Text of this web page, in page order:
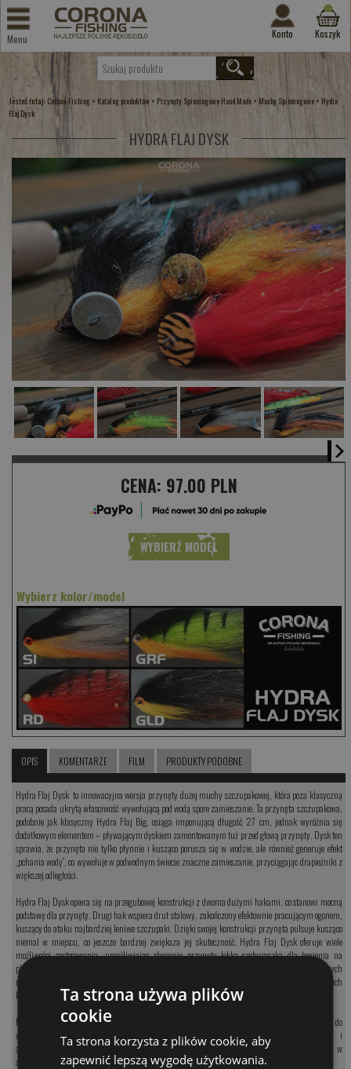
Menu Konto Koszyk
Jesteś tutaj: Corona-Fishing > Katalog produktów > Przynęty Spinningowe Hand Made > Muchy Spinningowe > Hydra
Flaj Dysk
HYDRA FLAJ DYSK
CENA: 97.00 PLN
WYBIERZ MODEL
Wybierz kolor/model
OPIS KOMENTARZE FILM PRODUKTY PODOBNE
Hydra Flaj Dysk to innowacyjna wersja przynęty dużej muchy szczupakowej, która poza klasyczną
pracą posada ukrytą własciwość wywołującą pod wodą spore zamieszanie. Ta przynęta szczupakowa,
podobnie jak klasyczny Hydra Flaj Big, osiąga imponującą długość 27 cm, jednak wyróżnia się
dodatkowym elementem – pływającym dyskiem zamontowanym tuż przed głową przynęty. Dysk ten
sprawia, że przynęta nie tylko płynnie i kusząco porusza się w wodzie, ale również generuje efekt
„pchania wody”, co wywołuje w podwodnym świecie znaczne zamieszanie, przyciągając drapieżniki z
większej odległości.
Hydra Flaj Dysk opiera się na przegubowej konstrukcji z dwoma dużymi hakami, co stanowi mocną
podstawę dla przynęty. Drugi hak wspiera drut stalowy, zakończony efektownie pracującym ogonem,
kuszący do ataku najbardziej leniwe szczupaki. Dzięki swojej konstrukcji przynęta pulsuje kusząco
niemal w miejscu, co jeszcze bardziej zwiększa jej skuteczność. Hydra Flaj Dysk oferuje wiele
możliwości zastosowania, umożliwiając zbrojenie przynęty lekką czeburaszką dla łowienia na
płytkiej wodzie oraz obciążanie dla efektywnego połowu na głębszych wodach. Mimo imponujących
rozmiarów, przynęta zachowuje znikomą wagę własną, pozwalając na używanie lekkich i średnich
kijów szczupakowych, nie obciążając nadmiernie sprzętu.
Mucha Hydra Dysk to wyjątkowe rozwiązanie dla wędkarzy, którzy poszukują przynęty, zdolnej do
wabienia szczupaków w różnorodnych warunkach, z dodatkowym efektem wizualnym i
akustycznym, co sprawia, że Hydra Flaj Dysk jest jednym z najbardziej skutecznych narzędzi w
arsenale każdego miłośnika połowu szczupaków.
Ta strona używa plików
cookie
Ta strona korzysta z plików cookie, aby
zapewnić lepszą wygodę użytkowania.